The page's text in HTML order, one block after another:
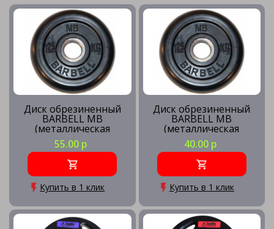
Диск обрезиненный
BARBELL MB
(металлическая
втулка) d26мм (2.5 кг)
55.00 р
Купить в 1 клик
Диск обрезиненный
BARBELL MB
(металлическая
втулка) d26мм (1.25кг)
40.00 р
Купить в 1 клик